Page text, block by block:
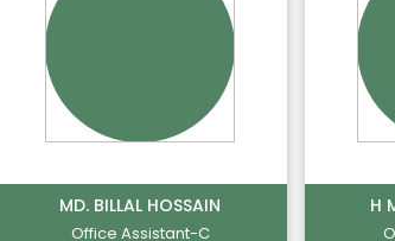
MD. BILLAL HOSSAIN
Office Assistant-C
H